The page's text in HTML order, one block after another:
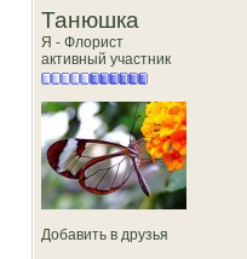
Танюшка
Я - Флорист
активный участник
Добавить в друзья